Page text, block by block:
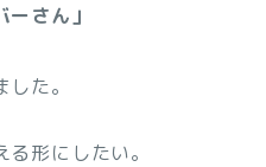
さん」
た。
形にしたい。